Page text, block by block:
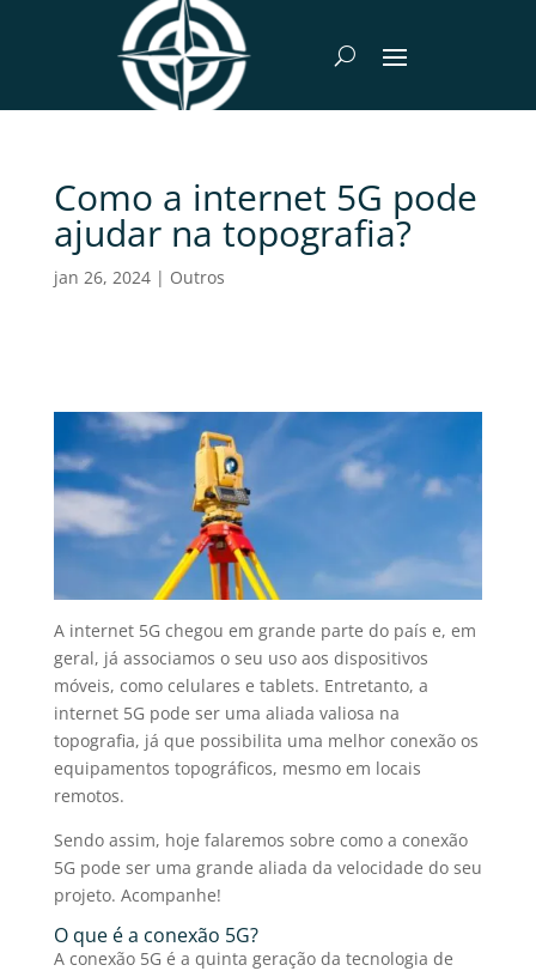
Como a internet 5G pode
ajudar na topografia?
jan 26, 2024| Outros
Ainternet 5G chegou em grande parte do país e, em
geral, já associamos o seu uso aos dispositivos
móveis, como celulares e tablets. Entretanto, a
internet 5G pode ser uma aliada valiosa na
topografia, já que possibilita uma melhor conexão os
equipamentos topográficos, mesmo em locais
remotos.
Sendo assim, hoje falaremos sobre como a conexão
5G pode ser uma grande aliada da velocidade do seu
projeto. Acompanhe!
O que é a conexão 5G?
A conexão 5G é a quinta geração da tecnologia de